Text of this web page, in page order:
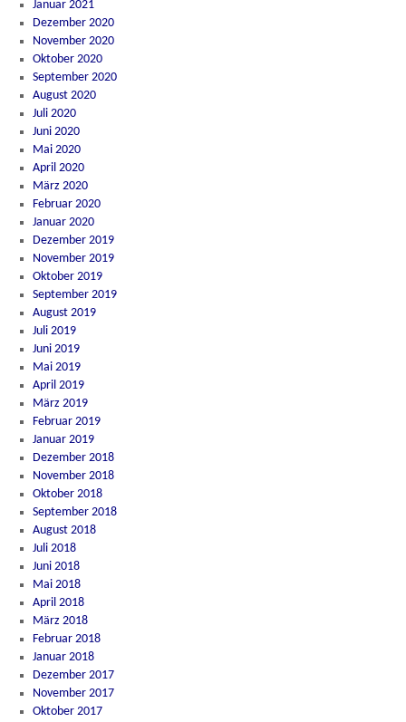
Januar 2021
Dezember 2020
November 2020
Oktober 2020
September 2020
August 2020
Juli 2020
Juni 2020
Mai 2020
April 2020
März 2020
Februar 2020
Januar 2020
Dezember 2019
November 2019
Oktober 2019
September 2019
August 2019
Juli 2019
Juni 2019
Mai 2019
April 2019
März 2019
Februar 2019
Januar 2019
Dezember 2018
November 2018
Oktober 2018
September 2018
August 2018
Juli 2018
Juni 2018
Mai 2018
April 2018
März 2018
Februar 2018
Januar 2018
Dezember 2017
November 2017
Oktober 2017